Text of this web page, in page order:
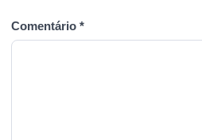
Comentário *